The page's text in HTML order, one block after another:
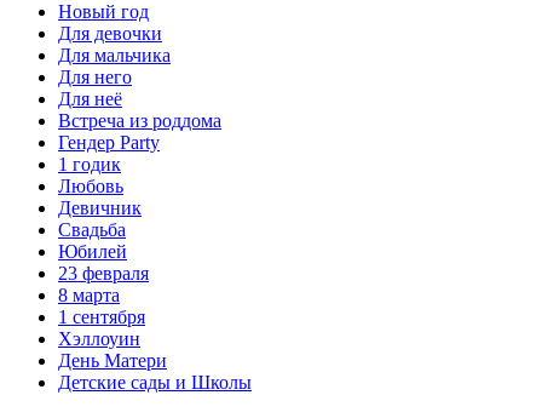
Новый год
Для девочки
Для мальчика
Для него
Для неё
Встреча из роддома
Гендер Party
1 годик
Любовь
Девичник
Свадьба
Юбилей
23 февраля
8 марта
1 сентября
Хэллоуин
День Матери
Детские сады и Школы